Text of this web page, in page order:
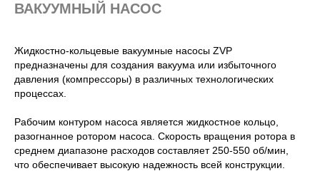
ВАКУУМНЫЙ НАСОС
Жидкостно-кольцевые вакуумные насосы ZVP
предназначены для создания вакуума или избыточного
давления (компрессоры) в различных технологических
процессах.
Рабочим контуром насоса является жидкостное кольцо,
разогнанное ротором насоса. Скорость вращения ротора в
среднем диапазоне расходов составляет 250-550 об/мин,
что обеспечивает высокую надежность всей конструкции.